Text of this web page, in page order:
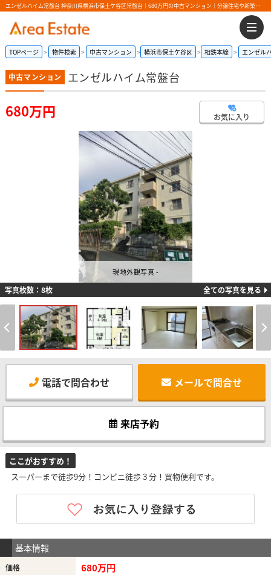
エンゼルハイム常盤台 神奈川県横浜市保土ケ谷区常盤台｜680万円の中古マンション｜分譲住宅や新築物件｜エリアエステート
TOPページ 物件検索 中古マンション 横浜市保土ケ谷区 相鉄本線 エンゼル
中古マンション エンゼルハイム常盤台
680万円 お気に入り
現地外観写真 -
写真枚数：8枚 全ての写真を見る
電話で問合わせ メールで問合せ
来店予約
ここがおすすめ！
スーパーまで徒歩9分！コンビニ徒歩３分！買物便利です。
基本情報
価格 680万円